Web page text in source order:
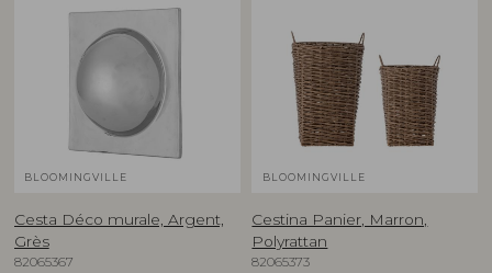
BLOOMINGVILLE
Cesta Déco murale, Argent,
Grès
82065367
BLOOMINGVILLE
Cestina Panier, Marron,
Polyrattan
82065373